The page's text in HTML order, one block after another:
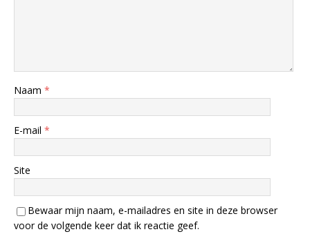
Naam *
E-mail *
Site
Bewaar mijn naam, e-mailadres en site in deze browser
voor de volgende keer dat ik reactie geef.